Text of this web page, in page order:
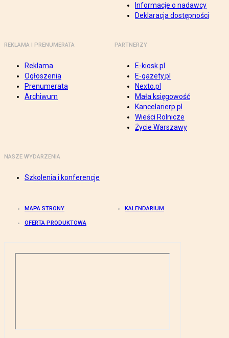
Informacje o nadawcy
Deklaracja dostępności
REKLAMA I PRENUMERATA
Reklama
Ogłoszenia
Prenumerata
Archiwum
PARTNERZY
E-kiosk.pl
E-gazety.pl
Nexto.pl
Mała księgowość
Kancelarierp.pl
Wieści Rolnicze
Życie Warszawy
NASZE WYDARZENIA
Szkolenia i konferencje
MAPA STRONY KALENDARIUM
OFERTA PRODUKTOWA